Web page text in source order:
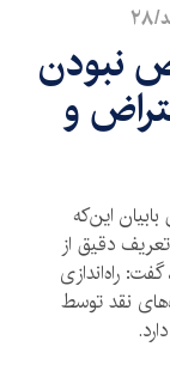
نبودن
و
این‌که
دقیق از
راه‌اندازی
نقد توسط